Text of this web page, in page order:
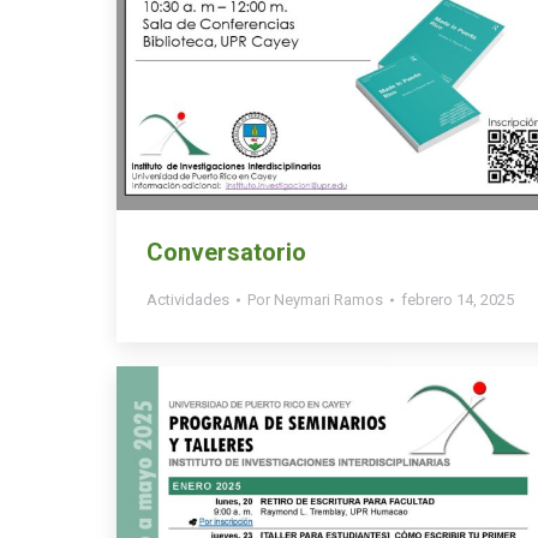
Conversatorio
Actividades Por Neymari Ramos febrero 14, 2025